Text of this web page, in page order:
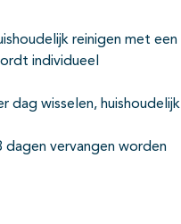
reinigen met een
individueel
dag wisselen, huishoudelijk
vervangen worden